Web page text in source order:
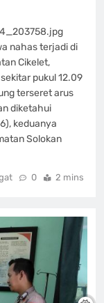
nahas terjadi di
Cikelet,
pukul 12.09
terseret arus
diketahui
keduanya
Solokan
0 2 mins